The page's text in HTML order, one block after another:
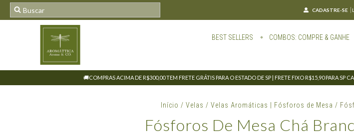
CADASTRE-SE
BEST SELLERS COMBOS: COMPRE & GANHE
🚚COMPRAS ACIMA DE R$300,00 TEM FRETE GRÁTIS PARA O ESTADO DE SP | FRETE FIXO R$15,90 PARA
Início / Velas / Velas Aromáticas | Fósforos de Mesa /
Fósforos De Mesa Chá